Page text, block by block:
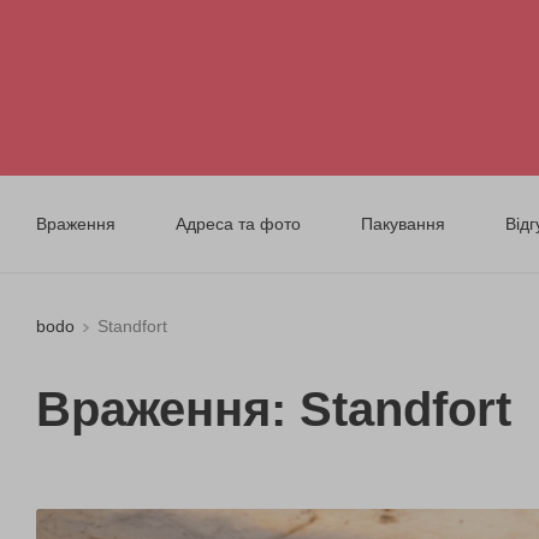
Враження Адреса та фото Пакування
bodo Standfort
Враження: Standfort